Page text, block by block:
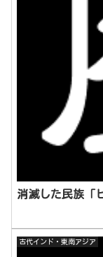
消滅した民族「
古代インド・東南アジア